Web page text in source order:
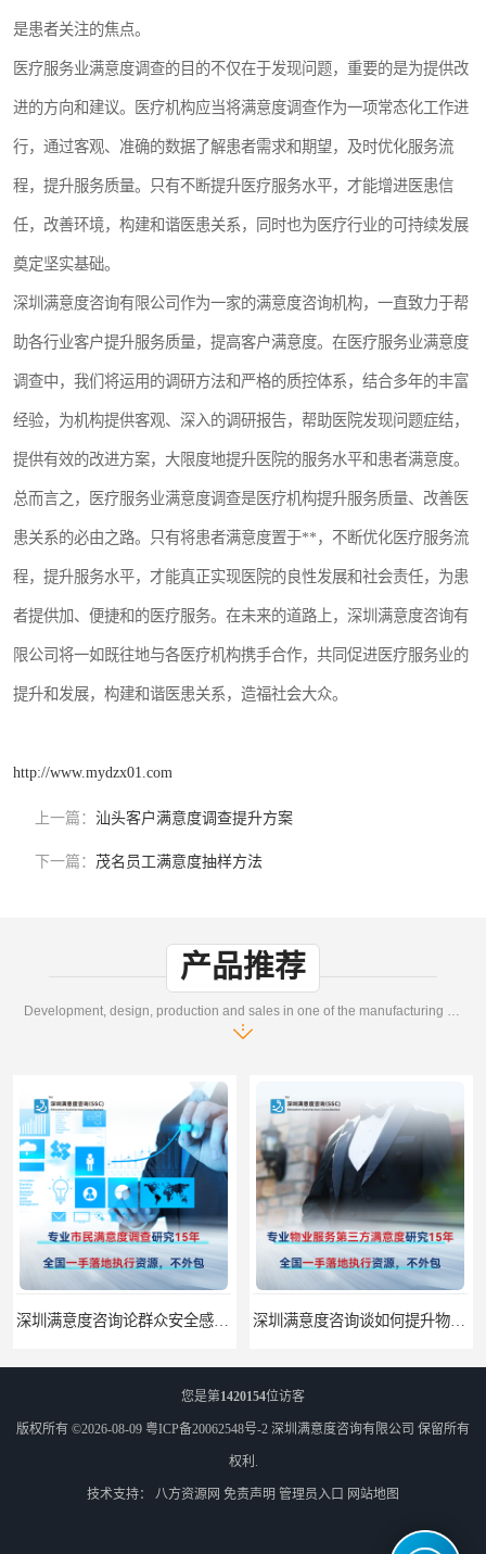
是患者关注的焦点。
医疗服务业满意度调查的目的不仅在于发现问题，重要的是为提供改
进的方向和建议。医疗机构应当将满意度调查作为一项常态化工作进
行，通过客观、准确的数据了解患者需求和期望，及时优化服务流
程，提升服务质量。只有不断提升医疗服务水平，才能增进医患信
任，改善环境，构建和谐医患关系，同时也为医疗行业的可持续发展
奠定坚实基础。
深圳满意度咨询有限公司作为一家的满意度咨询机构，一直致力于帮
助各行业客户提升服务质量，提高客户满意度。在医疗服务业满意度
调查中，我们将运用的调研方法和严格的质控体系，结合多年的丰富
经验，为机构提供客观、深入的调研报告，帮助医院发现问题症结，
提供有效的改进方案，大限度地提升医院的服务水平和患者满意度。
总而言之，医疗服务业满意度调查是医疗机构提升服务质量、改善医
患关系的必由之路。只有将患者满意度置于**，不断优化医疗服务流
程，提升服务水平，才能真正实现医院的良性发展和社会责任，为患
者提供加、便捷和的医疗服务。在未来的道路上，深圳满意度咨询有
限公司将一如既往地与各医疗机构携手合作，共同促进医疗服务业的
提升和发展，构建和谐医患关系，造福社会大众。
http://www.mydzx01.com
上一篇： 汕头客户满意度调查提升方案
下一篇： 茂名员工满意度抽样方法
产品推荐
Development, design, production and sales in one of the manufacturing enterprises
您是第1420154位访客
版权所有 ©2026-08-09 粤ICP备20062548号-2 深圳满意度咨询有限公司 保留所有
权利.
技术支持： 八方资源网 免责声明 管理员入口 网站地图